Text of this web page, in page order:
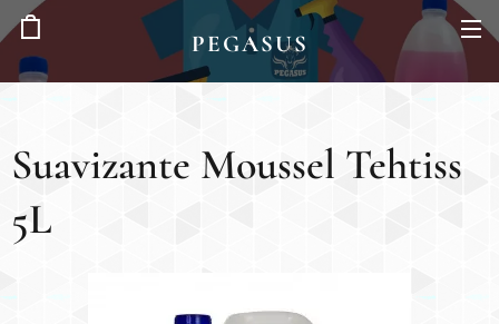
PEGASUS
Suavizante Moussel Tehtiss
5L